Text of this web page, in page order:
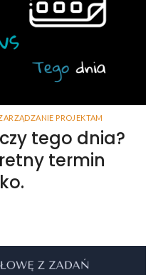
PROJEKTAM
tego dnia?
termin